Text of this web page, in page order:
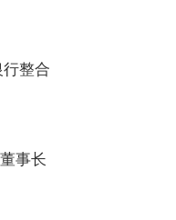
整合
事长